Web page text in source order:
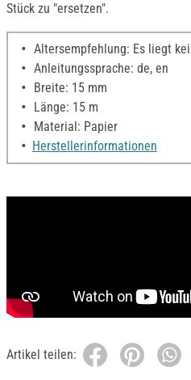
Stück zu "ersetzen".
Altersempfehlung: Es liegt
Anleitungssprache: de, en
Breite: 15 mm
Länge: 15 m
Material: Papier
Herstellerinformationen
Artikel teilen: